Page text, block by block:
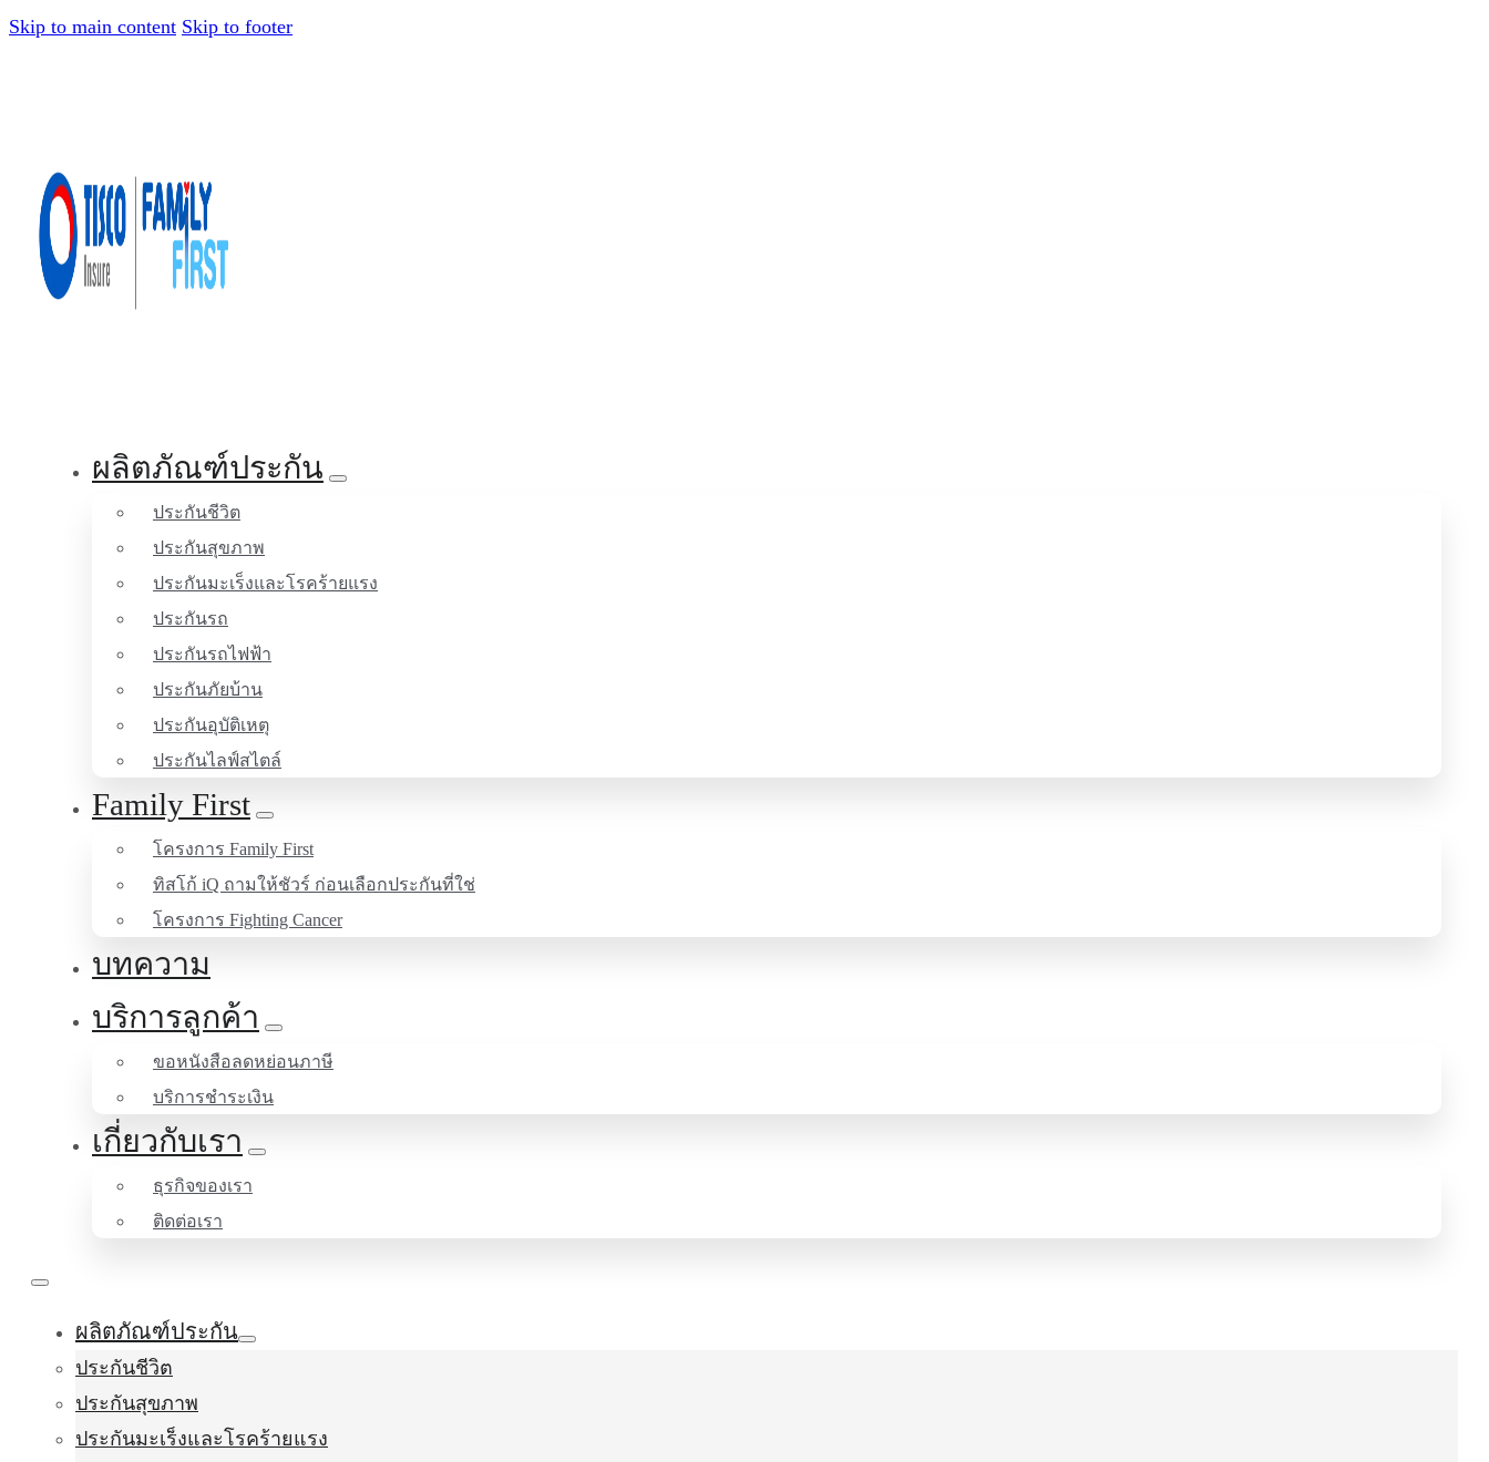
Skip to main content Skip to footer
ผลิตภัณฑ์ประกัน
ประกันชีวิต
ประกันสุขภาพ
ประกันมะเร็งและโรคร้ายแรง
ประกันรถ
ประกันรถไฟฟ้า
ประกันภัยบ้าน
ประกันอุบัติเหตุ
ประกันไลฟ์สไตล์
Family First
โครงการ Family First
ทิสโก้ iQ ถามให้ชัวร์ ก่อนเลือกประกันที่ใช่
โครงการ Fighting Cancer
บทความ
บริการลูกค้า
ขอหนังสือลดหย่อนภาษี
บริการชำระเงิน
เกี่ยวกับเรา
ธุรกิจของเรา
ติดต่อเรา
ผลิตภัณฑ์ประกัน
ประกันชีวิต
ประกันสุขภาพ
ประกันมะเร็งและโรคร้ายแรง